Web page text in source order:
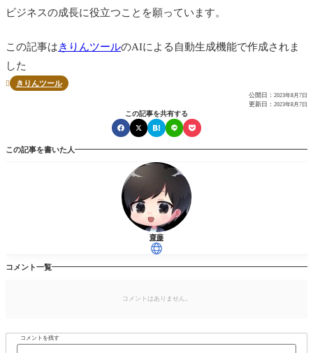
ビジネスの成長に役立つことを願っています。
この記事はきりんツールのAIによる自動生成機能で作成されま
した
 きりんツール
公開日： 2023年8月7日
更新日： 2023年8月7日
この記事を共有する
この記事を書いた人
齋藤
コメント一覧
コメントはありません。
コメントを残す